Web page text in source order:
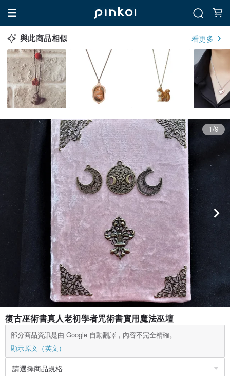
與此商品相似 看更多
1/9
復古巫術書真人老初學者咒術書實用魔法巫壇
部分商品資訊是由 Google 自動翻譯，內容不完全精確。
顯示原文（英文）